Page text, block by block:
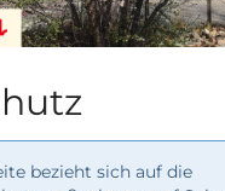
bezieht sich auf die